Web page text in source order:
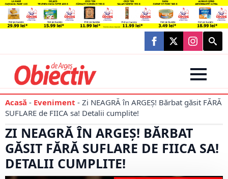
Search
for:
Acasă - Eveniment - Zi NEAGRĂ în ARGEȘ! Bărbat găsit FĂRĂ
SUFLARE de FIICA sa! Detalii cumplite!
ZI NEAGRĂ ÎN ARGEȘ! BĂRBAT
GĂSIT FĂRĂ SUFLARE DE FIICA SA!
DETALII CUMPLITE!